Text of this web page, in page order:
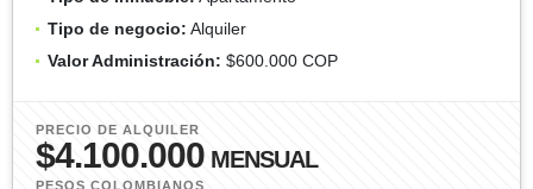
Tipo de negocio: Alquiler
Valor Administración: $600.000 COP
PRECIO DE ALQUILER
$4.100.000 MENSUAL
PESOS COLOMBIANOS